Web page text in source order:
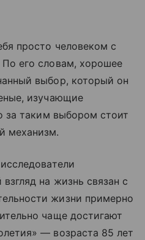
просто человеком с
его словам, хорошее
выбор, который он
изучающие
за таким выбором стоит
механизм.
на жизнь связан с
жизни примерно
чаще достигают
— возраста 85 лет